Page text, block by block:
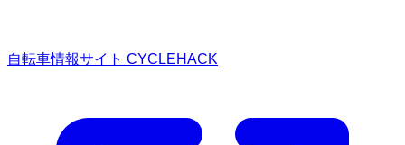
自転車情報サイト CYCLEHACK